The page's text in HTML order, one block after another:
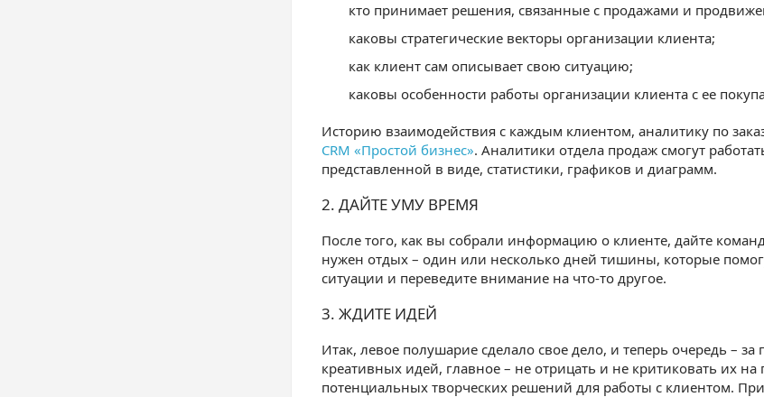
кто принимает решения, связанные с продажами и
каковы стратегические векторы организации клиента;
как клиент сам описывает свою ситуацию;
каковы особенности работы организации клиента с ее
Историю взаимодействия с каждым клиентом, аналитику по
CRM «Простой бизнес». Аналитики отдела продаж смогут
представленной в виде, статистики, графиков и диаграмм.
2. ДАЙТЕ УМУ ВРЕМЯ
После того, как вы собрали информацию о клиенте, дайте
нужен отдых – один или несколько дней тишины, которые
ситуации и переведите внимание на что-то другое.
3. ЖДИТЕ ИДЕЙ
Итак, левое полушарие сделало свое дело, и теперь очередь –
креативных идей, главное – не отрицать и не критиковать их на
потенциальных творческих решений для работы с клиентом.